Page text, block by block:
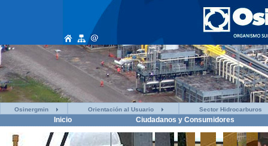
Osinergmin Orientación al Usuario Sector Hidrocarburos
Inicio Ciudadanos y Consumidores